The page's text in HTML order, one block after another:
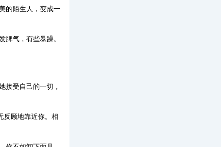
的陌生人，变成一
脾气，有些暴躁。
接受自己的一切，
反顾地靠近你。相